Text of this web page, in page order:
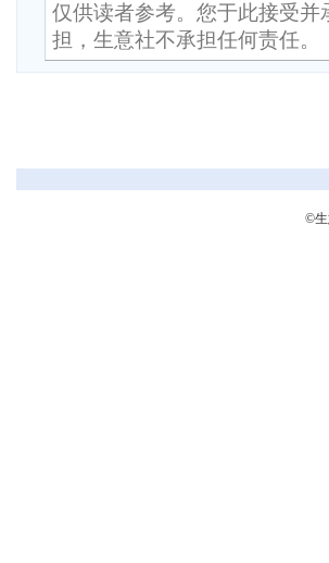
仅供读者参考。您于此接受
担，生意社不承担任何责任。
©生